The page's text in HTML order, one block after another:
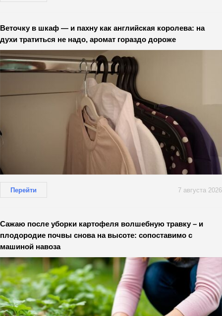
Веточку в шкаф — и пахну как английская королева: на
духи тратиться не надо, аромат гораздо дороже
Перейти 7 августа 2026
Сажаю после уборки картофеля волшебную травку – и
плодородие почвы снова на высоте: сопоставимо с
машиной навоза